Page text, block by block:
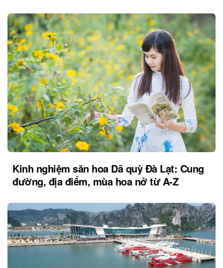
Kinh nghiệm săn hoa Dã quỳ Đà Lạt: Cung
đường, địa điểm, mùa hoa nở từ A-Z